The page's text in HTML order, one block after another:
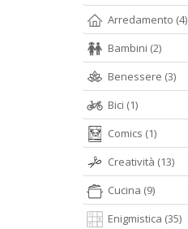
Arredamento (4)
Bambini (2)
Benessere (3)
Bici (1)
Comics (1)
Creatività (13)
Cucina (9)
Enigmistica (35)